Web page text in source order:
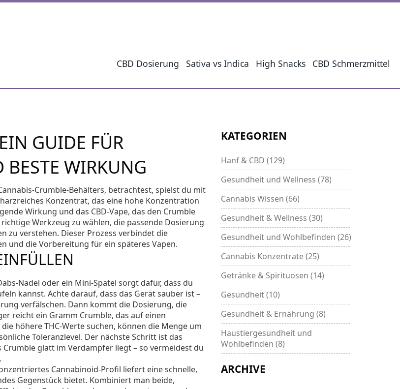
CBD Dosierung Sativa vs Indica High Snacks CBD Schmerzmittel
GUIDE FÜR
BESTE WIRKUNG
, betrachtest, spielst du mit
Konzentrat, das eine hohe Konzentration
Wirkung und das CBD‑Vape, das den Crumble
Werkzeug zu wählen, die passende Dosierung
zu verstehen. Dieser Prozess verbindet die
und die Vorbereitung für ein späteres Vapen.
oder ein Mini‑Spatel sorgt dafür, dass du
kannst. Achte darauf, dass das Gerät sauber ist –
verfälschen. Dann kommt die Dosierung, die
reicht ein Gramm Crumble, das auf einen
höhere THC‑Werte suchen, können die Menge um
Toleranzlevel. Der nächste Schritt ist das
glatt im Verdampfer liegt – so vermeidest du
Cannabinoid‑Profil liefert eine schnelle,
Gegenstück bietet. Kombiniert man beide,
KATEGORIEN
Hanf & CBD (129)
Gesundheit und Wellness (78)
Cannabis Wissen (66)
Gesundheit & Wellness (30)
Gesundheit und Wohlbefinden (26)
Cannabis Konzentrate(25)
Getränke & Spirituosen (14)
Gesundheit(10)
Gesundheit & Ernährung (8)
Haustiergesundheit und
Wohlbefinden (8)
ARCHIVE